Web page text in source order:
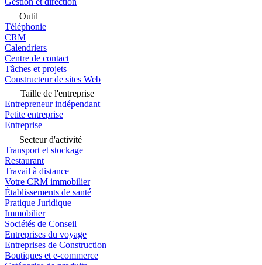
Outil
Téléphonie
CRM
Calendriers
Centre de contact
Tâches et projets
Constructeur de sites Web
Taille de l'entreprise
Entrepreneur indépendant
Petite entreprise
Entreprise
Secteur d'activité
Transport et stockage
Restaurant
Travail à distance
Votre CRM immobilier
Établissements de santé
Pratique Juridique
Immobilier
Sociétés de Conseil
Entreprises du voyage
Entreprises de Construction
Boutiques et e-commerce